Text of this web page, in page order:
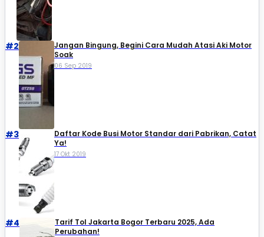
#2
Jangan Bingung, Begini Cara Mudah Atasi Aki Motor
Soak
06 Sep 2019
#3
Daftar Kode Busi Motor Standar dari Pabrikan, Catat
Ya!
17 Okt 2019
#4
Tarif Tol Jakarta Bogor Terbaru 2025, Ada
Perubahan!